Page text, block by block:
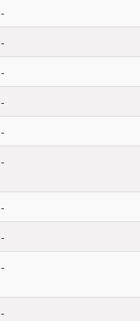
-
-
-
-
-
-
-
-
-
-